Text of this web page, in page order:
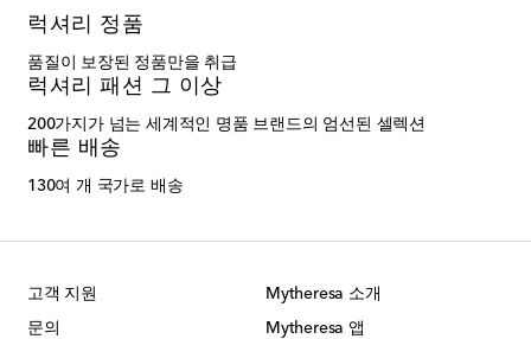
럭셔리 정품
품질이 보장된 정품만을 취급
럭셔리 패션 그 이상
200가지가 넘는 세계적인 명품 브랜드의 엄선된 셀렉션
빠른 배송
130여 개 국가로 배송
고객 지원
문의
Mytheresa 소개
Mytheresa 앱